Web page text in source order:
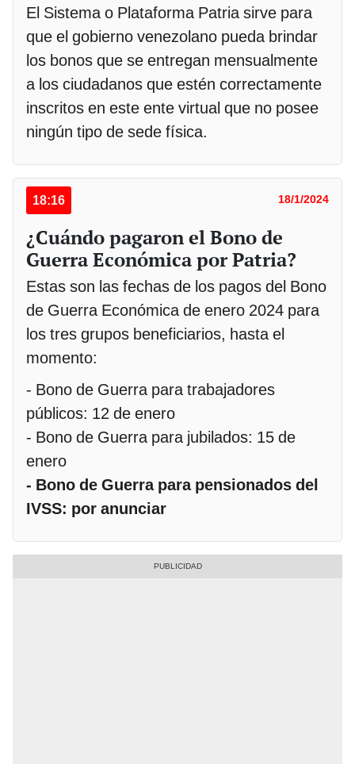
El Sistema o Plataforma Patria sirve para
que el gobierno venezolano pueda brindar
los bonos que se entregan mensualmente
a los ciudadanos que estén correctamente
inscritos en este ente virtual que no posee
ningún tipo de sede física.
18:16 18/1/2024
¿Cuándo pagaron el Bono de
Guerra Económica por Patria?
Estas son las fechas de los pagos del Bono
de Guerra Económica de enero 2024 para
los tres grupos beneficiarios, hasta el
momento:
- Bono de Guerra para trabajadores
públicos: 12 de enero
- Bono de Guerra para jubilados: 15 de
enero
- Bono de Guerra para pensionados del
IVSS: por anunciar